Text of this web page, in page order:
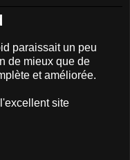
paraissait un peu
de mieux que de
et améliorée.
site